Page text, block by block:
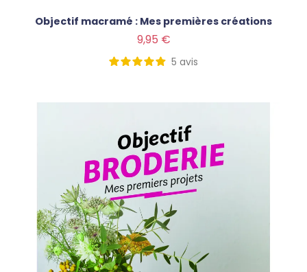
Objectif macramé : Mes premières créations
9,95 €
5 avis